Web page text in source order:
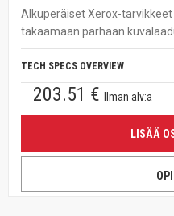
Alkuperäiset Xerox-
takaamaan parhaan
TECH SPECS OVERVIEW
203.51 € Ilman alv:a
LISÄÄ